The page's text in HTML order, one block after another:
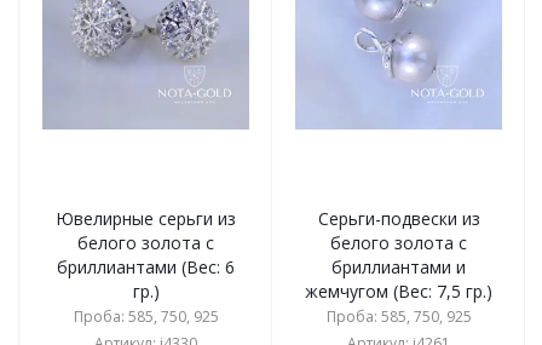
Ювелирные серьги из
белого золота с
бриллиантами (Вес: 6
гр.)
Проба: 585, 750, 925
Серьги-подвески из
белого золота с
бриллиантами и
жемчугом (Вес: 7,5 гр.)
Проба: 585, 750, 925